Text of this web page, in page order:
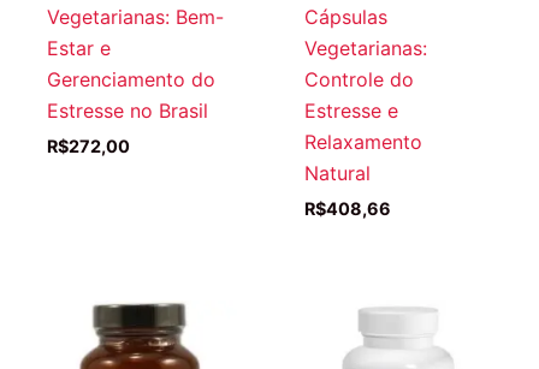
Vegetarianas: Bem-
Estar e
Gerenciamento do
Estresse no Brasil
R$272,00
Cápsulas
Vegetarianas:
Controle do
Estresse e
Relaxamento
Natural
R$408,66